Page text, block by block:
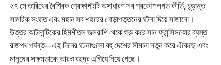
২৭ মে তারিখের বৈশ্বিক প্রেক্ষাপটটি অসাধারণ সব প্রকৌশলগত কীর্তি, চূড়ান্ত
সামরিক সংঘাত এবং মহান সব শহরের গোড়াপত্তনের ঘটনা দিয়ে সাজানো।
উত্তর আটলান্টিকের হিমশীতল জলরাশি থেকে শুরু করে সান ফ্রান্সিসকোর ব্যস্ত
রাজপথ পর্যন্ত—এই দিনের ঘটনাগুলো বহু দেশের সীমানা নতুন করে এঁকেছে এবং
মানুষের সক্ষমতাকে আরও বহুদূর এগিয়ে নিয়ে গেছে।